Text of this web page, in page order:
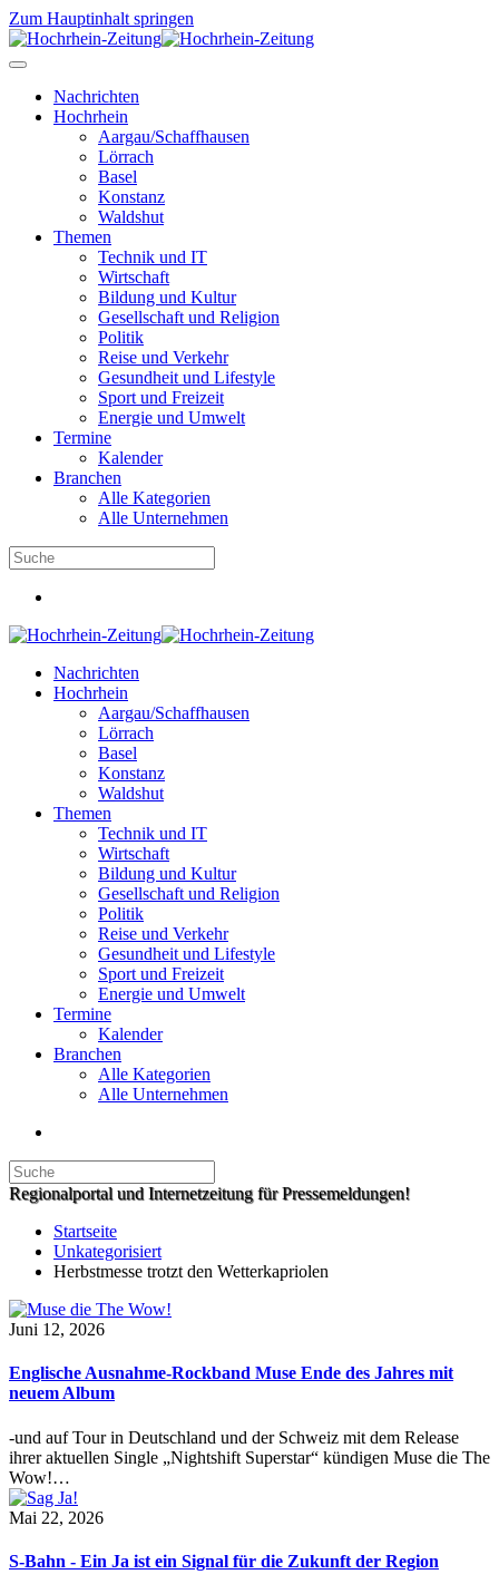
Zum Hauptinhalt springen
Nachrichten
Hochrhein
Aargau/Schaffhausen
Lörrach
Basel
Konstanz
Waldshut
Themen
Technik und IT
Wirtschaft
Bildung und Kultur
Gesellschaft und Religion
Politik
Reise und Verkehr
Gesundheit und Lifestyle
Sport und Freizeit
Energie und Umwelt
Termine
Kalender
Branchen
Alle Kategorien
Alle Unternehmen
Nachrichten
Hochrhein
Aargau/Schaffhausen
Lörrach
Basel
Konstanz
Waldshut
Themen
Technik und IT
Wirtschaft
Bildung und Kultur
Gesellschaft und Religion
Politik
Reise und Verkehr
Gesundheit und Lifestyle
Sport und Freizeit
Energie und Umwelt
Termine
Kalender
Branchen
Alle Kategorien
Alle Unternehmen
Regionalportal und Internetzeitung für Pressemeldungen!
Startseite
Unkategorisiert
Herbstmesse trotzt den Wetterkapriolen
Juni 12, 2026
Englische Ausnahme-Rockband Muse Ende des Jahres mit
neuem Album
-und auf Tour in Deutschland und der Schweiz mit dem Release
ihrer aktuellen Single „Nightshift Superstar“ kündigen Muse die The
Wow!…
Mai 22, 2026
S-Bahn - Ein Ja ist ein Signal für die Zukunft der Region